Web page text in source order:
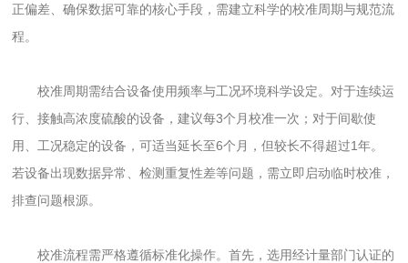
正偏差、确保数据可靠的核心手段，需建立科学的校准周期与规范流
程。
校准周期需结合设备使用频率与工况环境科学设定。对于连续运
行、接触高浓度硫酸的设备，建议每3个月校准一次；对于间歇使
用、工况稳定的设备，可适当延长至6个月，但较长不得超过1年。
若设备出现数据异常、检测重复性差等问题，需立即启动临时校准，
排查问题根源。
校准流程需严格遵循标准化操作。首先，选用经计量部门认证的